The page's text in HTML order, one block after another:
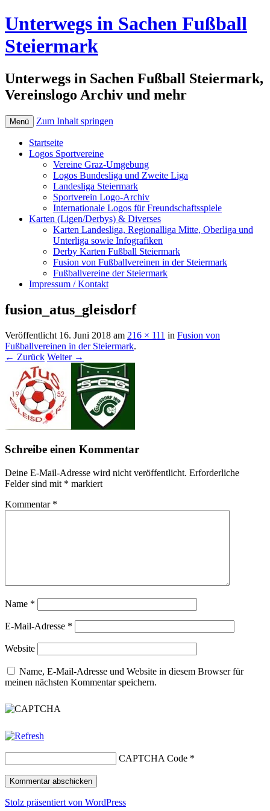
Unterwegs in Sachen Fußball
Steiermark
Unterwegs in Sachen Fußball Steiermark,
Vereinslogo Archiv und mehr
Menü Zum Inhalt springen
Startseite
Logos Sportvereine
Vereine Graz-Umgebung
Logos Bundesliga und Zweite Liga
Landesliga Steiermark
Sportverein Logo-Archiv
Internationale Logos für Freundschaftsspiele
Karten (Ligen/Derbys) & Diverses
Karten Landesliga, Regionalliga Mitte, Oberliga und
Unterliga sowie Infografiken
Derby Karten Fußball Steiermark
Fusion von Fußballvereinen in der Steiermark
Fußballvereine der Steiermark
Impressum / Kontakt
fusion_atus_gleisdorf
Veröffentlicht 16. Juni 2018 am 216 × 111 in Fusion von
Fußballvereinen in der Steiermark.
← Zurück Weiter →
Schreibe einen Kommentar
Deine E-Mail-Adresse wird nicht veröffentlicht. Erforderliche
Felder sind mit * markiert
Kommentar *
Name *
E-Mail-Adresse *
Website
Name, E-Mail-Adresse und Website in diesem Browser für
meinen nächsten Kommentar speichern.
CAPTCHA Code *
Stolz präsentiert von WordPress